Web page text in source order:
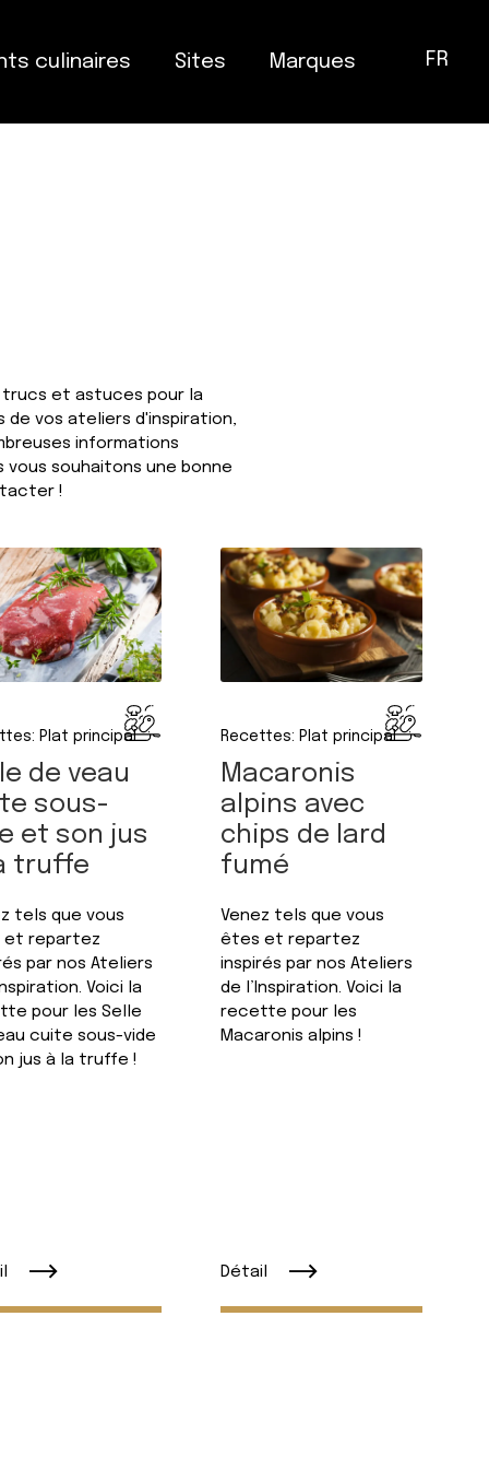
culinaires Sites Marques FR
et astuces pour la
de vos ateliers d'inspiration,
informations
vous souhaitons une bonne
!
Plat principal
de veau
sous-
et son jus
truffe
tels que vous
et repartez
par nos Ateliers
Voici la
pour les Selle
cuite sous-vide
jus à la truffe !
Recettes: Plat principal
Macaronis
alpins avec
chips de lard
fumé
Venez tels que vous
êtes et repartez
inspirés par nos Ateliers
de l’Inspiration. Voici la
recette pour les
Macaronis alpins !
Détail